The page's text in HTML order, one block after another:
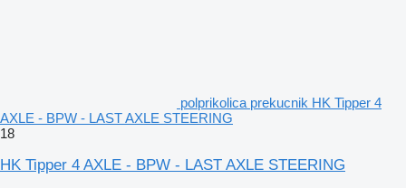
polprikolica prekucnik HK Tipper 4
AXLE - BPW - LAST AXLE STEERING
18
HK Tipper 4 AXLE - BPW - LAST AXLE STEERING